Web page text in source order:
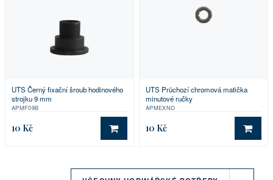
UTS Černý fixační šroub hodinového
strojku 9 mm
APMF09B
10 Kč DO KOŠÍKU
UTS Průchozí chromová matička
minutové ručky
APMEXNO
10 Kč DO